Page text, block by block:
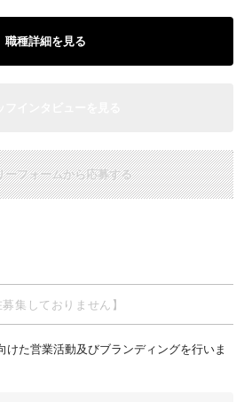
職種詳細を見る
ーフォームから応募する
募集しておりません】
けた営業活動及びブランディングを行いま